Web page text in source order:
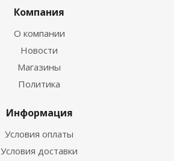
Компания
О компании
Новости
Магазины
Политика
Информация
Условия оплаты
Условия доставки